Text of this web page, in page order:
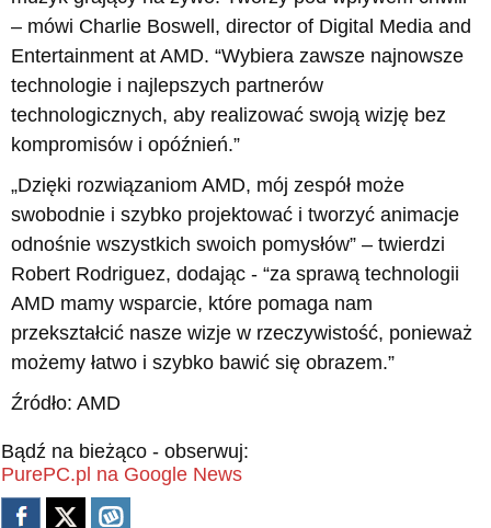
– mówi Charlie Boswell, director of Digital Media and
Entertainment at AMD. “Wybiera zawsze najnowsze
technologie i najlepszych partnerów
technologicznych, aby realizować swoją wizję bez
kompromisów i opóźnień.”
„Dzięki rozwiązaniom AMD, mój zespół może
swobodnie i szybko projektować i tworzyć animacje
odnośnie wszystkich swoich pomysłów” – twierdzi
Robert Rodriguez, dodając - “za sprawą technologii
AMD mamy wsparcie, które pomaga nam
przekształcić nasze wizje w rzeczywistość, ponieważ
możemy łatwo i szybko bawić się obrazem.”
Źródło: AMD
Bądź na bieżąco - obserwuj:
PurePC.pl na Google News